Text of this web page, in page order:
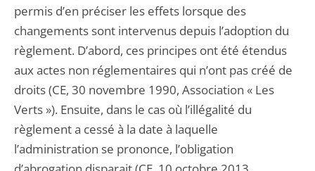
permis d’en préciser les effets lorsque des
changements sont intervenus depuis l’adoption du
règlement. D’abord, ces principes ont été étendus
aux actes non réglementaires qui n’ont pas créé de
droits (CE, 30 novembre 1990, Association « Les
Verts »). Ensuite, dans le cas où l’illégalité du
règlement a cessé à la date à laquelle
l’administration se prononce, l’obligation